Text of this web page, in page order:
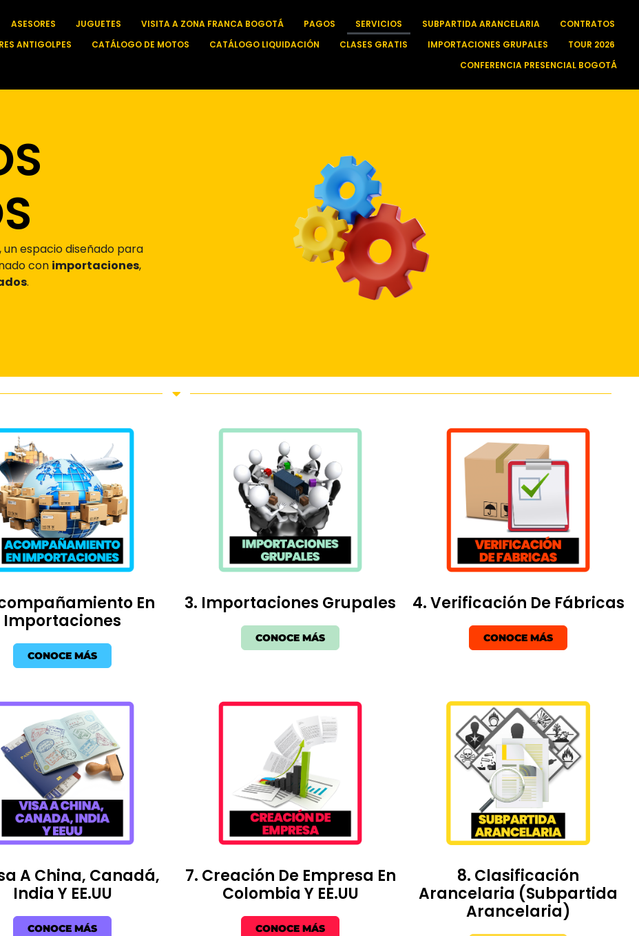
ASESORES JUGUETES VISITA A ZONA FRANCA BOGOTÁ PAGOS SERVICIOS SUBPARTIDA ARANCELARIA
CONTRATOS
ANTIGOLPES
CATÁLOGO DE MOTOS CATÁLOGO LIQUIDACIÓN CLASES GRATIS IMPORTACIONES GRUPALES
TOUR 2026
CONFERENCIA PRESENCIAL BOGOTÁ
espacio diseñado para
con importaciones,
.
En
Importaciones
CONOCE MÁS
3. Importaciones Grupales
CONOCE MÁS
4. Verificación De Fábricas
CONOCE MÁS
A China, Canadá,
India Y EE.UU
CONOCE MÁS
7. Creación De Empresa En
Colombia Y EE.UU
CONOCE MÁS
8. Clasificación
Arancelaria (Subpartida
Arancelaria)